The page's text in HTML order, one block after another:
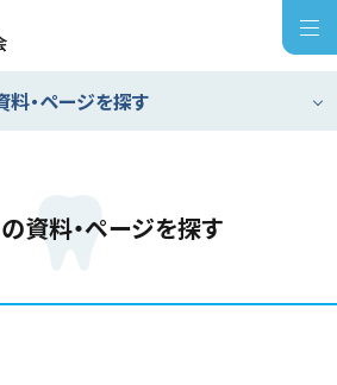
料・ページを探す
資料・ページを探す